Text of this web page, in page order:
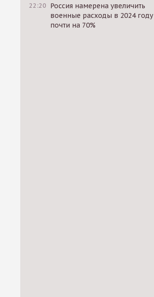
22:20 Россия намерена увеличить
военные расходы в 2024 году
почти на 70%